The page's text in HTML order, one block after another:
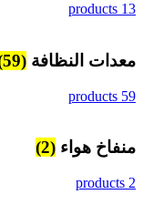
13 products
معدات النظافة (59)
59 products
منفاخ هواء (2)
2 products